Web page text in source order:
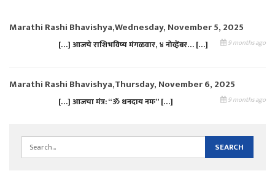
Marathi Rashi Bhavishya,Wednesday, November 5, 2025
9 months ago
[…] आजचे राशिभविष्य मंगळवार, ४ नोव्हेंबर… […]
Marathi Rashi Bhavishya,Thursday, November 6, 2025
9 months ago
[…] आजचा मंत्र: “ॐ धनदाय नमः” […]